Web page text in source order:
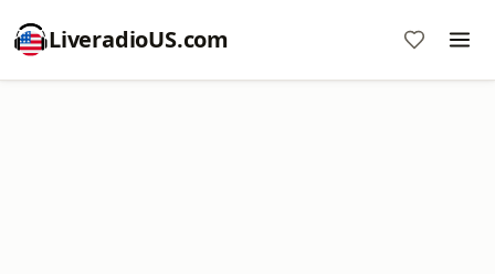
LiveradioUS.com